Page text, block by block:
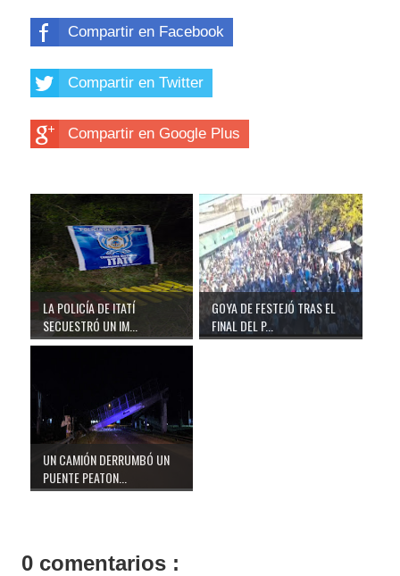
Compartir en Facebook
Compartir en Twitter
Compartir en Google Plus
LA POLICÍA DE ITATÍ
SECUESTRÓ UN IM...
GOYA DE FESTEJÓ TRAS EL
FINAL DEL P...
UN CAMIÓN DERRUMBÓ UN
PUENTE PEATON...
0 comentarios :